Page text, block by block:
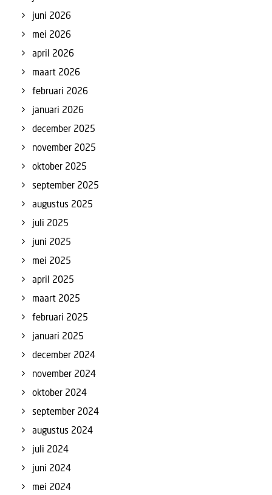
juni 2026
mei 2026
april 2026
maart 2026
februari 2026
januari 2026
december 2025
november 2025
oktober 2025
september 2025
augustus 2025
juli 2025
juni 2025
mei 2025
april 2025
maart 2025
februari 2025
januari 2025
december 2024
november 2024
oktober 2024
september 2024
augustus 2024
juli 2024
juni 2024
mei 2024